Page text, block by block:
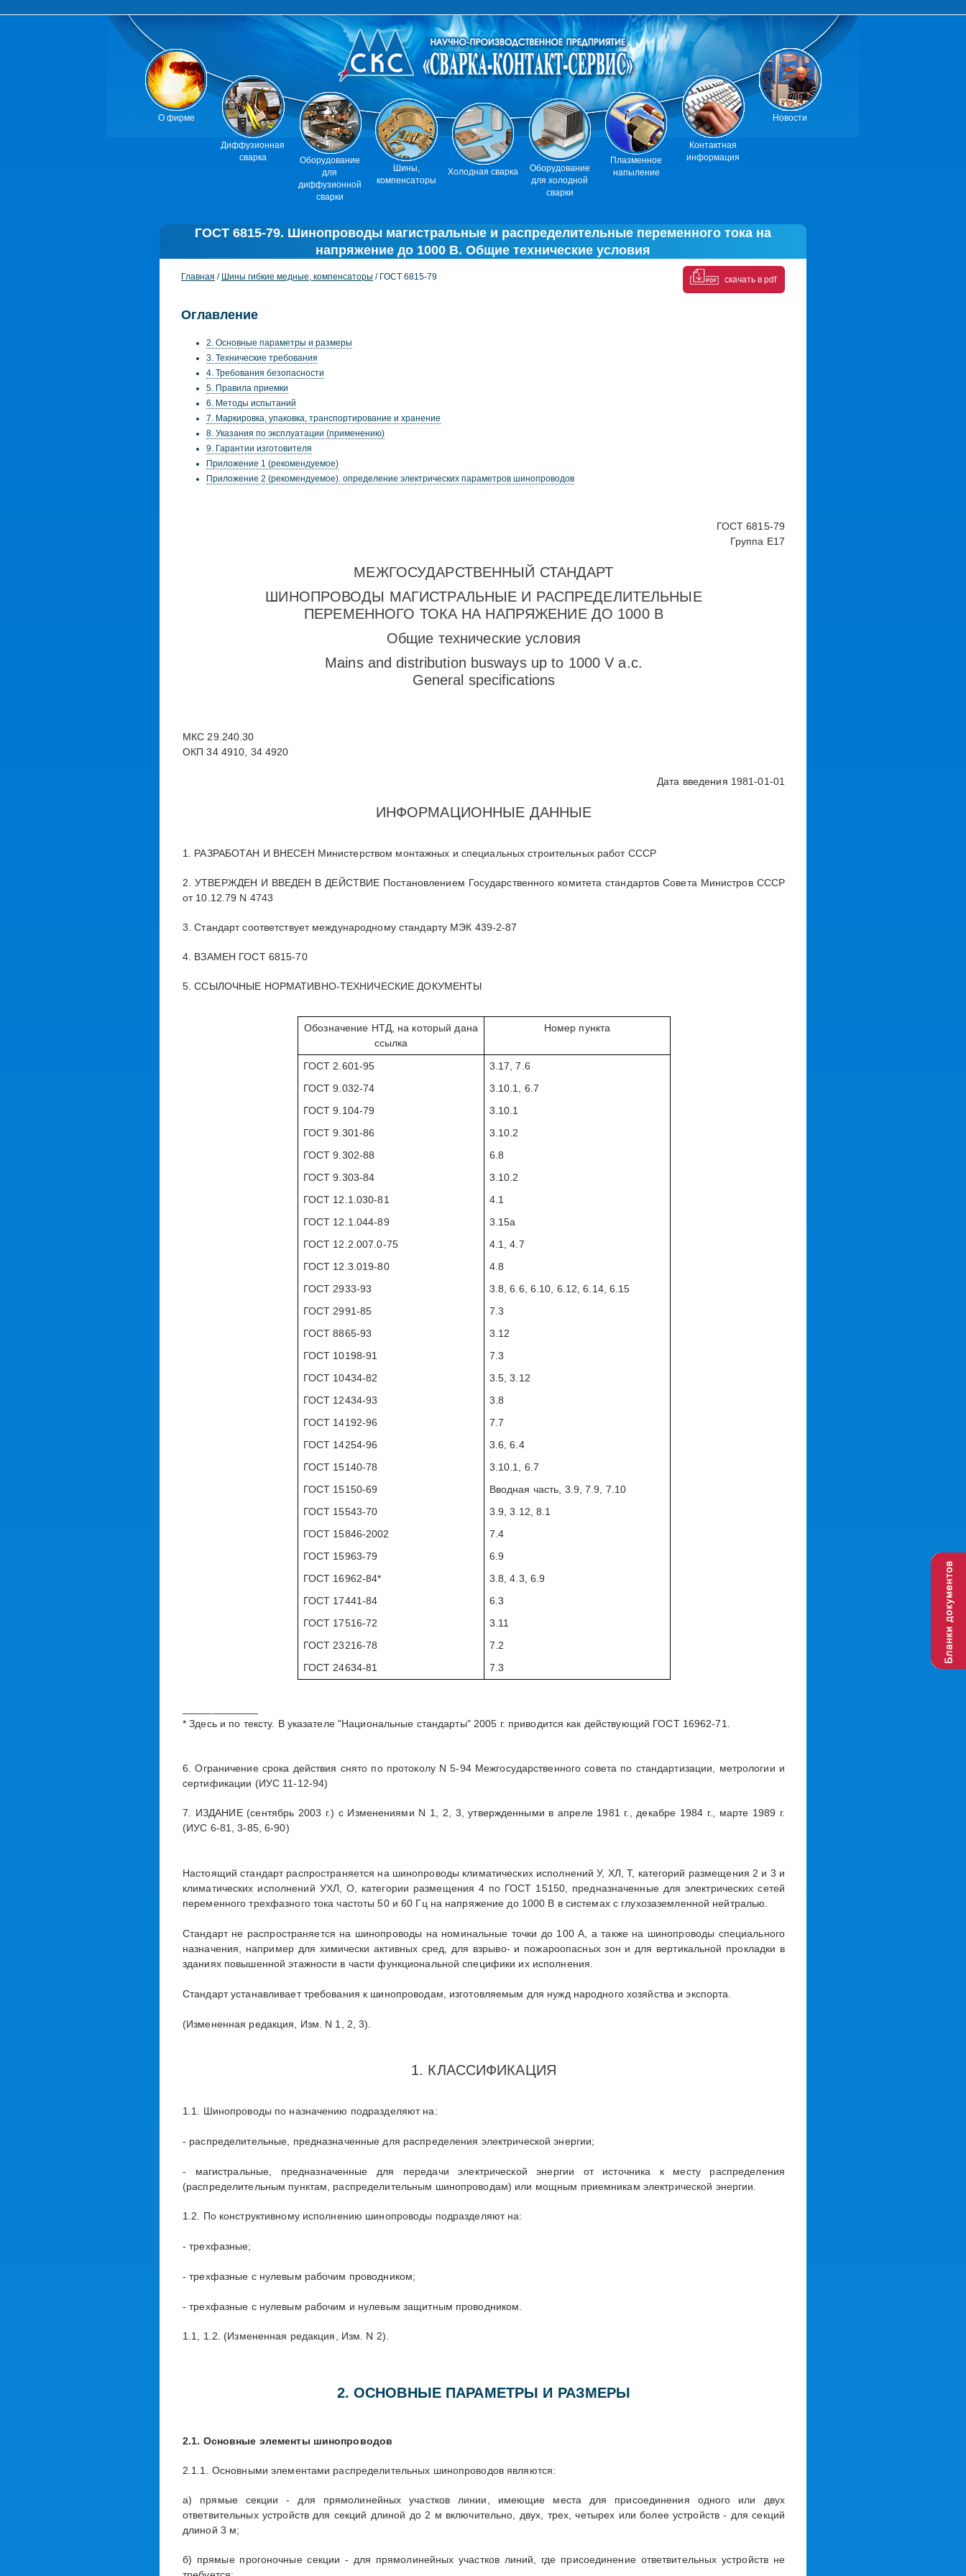
О фирме
Диффузионная
сварка
Оборудование
для
диффузионной
сварки
Шины,
компенсаторы
Холодная сварка
Оборудование
для холодной
сварки
Плазменное
напыление
Контактная
информация
Новости
ГОСТ 6815-79. Шинопроводы магистральные и распределительные переменного тока на
напряжение до 1000 В. Общие технические условия
Главная / Шины гибкие медные, компенсаторы / ГОСТ 6815-79 скачать в pdf
Оглавление
2. Основные параметры и размеры
3. Технические требования
4. Требования безопасности
5. Правила приемки
6. Методы испытаний
7. Маркировка, упаковка, транспортирование и хранение
8. Указания по эксплуатации (применению)
9. Гарантии изготовителя
Приложение 1 (рекомендуемое)
Приложение 2 (рекомендуемое). определение электрических параметров шинопроводов
ГОСТ 6815-79
Группа Е17
МЕЖГОСУДАРСТВЕННЫЙ СТАНДАРТ
ШИНОПРОВОДЫ МАГИСТРАЛЬНЫЕ И РАСПРЕДЕЛИТЕЛЬНЫЕ
ПЕРЕМЕННОГО ТОКА НА НАПРЯЖЕНИЕ ДО 1000 В
Общие технические условия
Mains and distribution busways up to 1000 V a.c.
General specifications
МКС 29.240.30
ОКП 34 4910, 34 4920
Дата введения 1981-01-01
ИНФОРМАЦИОННЫЕ ДАННЫЕ
1. РАЗРАБОТАН И ВНЕСЕН Министерством монтажных и специальных строительных работ СССР
2. УТВЕРЖДЕН И ВВЕДЕН В ДЕЙСТВИЕ Постановлением Государственного комитета стандартов Совета Министров СССР
от 10.12.79 N 4743
3. Стандарт соответствует международному стандарту МЭК 439-2-87
4. ВЗАМЕН ГОСТ 6815-70
5. ССЫЛОЧНЫЕ НОРМАТИВНО-ТЕХНИЧЕСКИЕ ДОКУМЕНТЫ
Обозначение НТД, на который дана
ссылка
Номер пункта
ГОСТ 2.601-95
3.17, 7.6
ГОСТ 9.032-74
3.10.1, 6.7
ГОСТ 9.104-79
3.10.1
ГОСТ 9.301-86
3.10.2
ГОСТ 9.302-88
6.8
ГОСТ 9.303-84
3.10.2
ГОСТ 12.1.030-81
4.1
ГОСТ 12.1.044-89
3.15а
ГОСТ 12.2.007.0-75
4.1, 4.7
ГОСТ 12.3.019-80
4.8
ГОСТ 2933-93
3.8, 6.6, 6.10, 6.12, 6.14, 6.15
ГОСТ 2991-85
7.3
ГОСТ 8865-93
3.12
ГОСТ 10198-91
7.3
ГОСТ 10434-82
3.5, 3.12
ГОСТ 12434-93
3.8
ГОСТ 14192-96
7.7
ГОСТ 14254-96
3.6, 6.4
ГОСТ 15140-78
3.10.1, 6.7
ГОСТ 15150-69
Вводная часть, 3.9, 7.9, 7.10
ГОСТ 15543-70
3.9, 3.12, 8.1
ГОСТ 15846-2002
7.4
ГОСТ 15963-79
6.9
ГОСТ 16962-84*
3.8, 4.3, 6.9
ГОСТ 17441-84
6.3
ГОСТ 17516-72
3.11
ГОСТ 23216-78
7.2
ГОСТ 24634-81
7.3
* Здесь и по тексту. В указателе "Национальные стандарты" 2005 г. приводится как действующий ГОСТ 16962-71.
6. Ограничение срока действия снято по протоколу N 5-94 Межгосударственного совета по стандартизации, метрологии и
сертификации (ИУС 11-12-94)
7. ИЗДАНИЕ (сентябрь 2003 г.) с Изменениями N 1, 2, 3, утвержденными в апреле 1981 г., декабре 1984 г., марте 1989 г.
(ИУС 6-81, 3-85, 6-90)
Настоящий стандарт распространяется на шинопроводы климатических исполнений У, ХЛ, Т, категорий размещения 2 и 3 и
климатических исполнений УХЛ, О, категории размещения 4 по ГОСТ 15150, предназначенные для электрических сетей
переменного трехфазного тока частоты 50 и 60 Гц на напряжение до 1000 В в системах с глухозаземленной нейтралью.
Стандарт не распространяется на шинопроводы на номинальные точки до 100 А, а также на шинопроводы специального
назначения, например для химически активных сред, для взрыво- и пожароопасных зон и для вертикальной прокладки в
зданиях повышенной этажности в части функциональной специфики их исполнения.
Стандарт устанавливает требования к шинопроводам, изготовляемым для нужд народного хозяйства и экспорта.
(Измененная редакция, Изм. N 1, 2, 3).
1. КЛАССИФИКАЦИЯ
1.1. Шинопроводы по назначению подразделяют на:
- распределительные, предназначенные для распределения электрической энергии;
- магистральные, предназначенные для передачи электрической энергии от источника к месту распределения
(распределительным пунктам, распределительным шинопроводам) или мощным приемникам электрической энергии.
1.2. По конструктивному исполнению шинопроводы подразделяют на:
- трехфазные;
- трехфазные с нулевым рабочим проводником;
- трехфазные с нулевым рабочим и нулевым защитным проводником.
1.1, 1.2. (Измененная редакция, Изм. N 2).
2. ОСНОВНЫЕ ПАРАМЕТРЫ И РАЗМЕРЫ
2.1. Основные элементы шинопроводов
2.1.1. Основными элементами распределительных шинопроводов являются:
а) прямые секции - для прямолинейных участков линии, имеющие места для присоединения одного или двух
ответвительных устройств для секций длиной до 2 м включительно, двух, трех, четырех или более устройств - для секций
длиной 3 м;
б) прямые прогоночные секции - для прямолинейных участков линий, где присоединение ответвительных устройств не